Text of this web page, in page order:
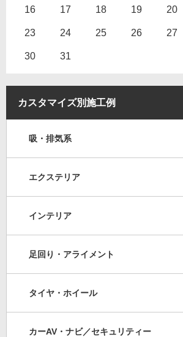
16 17 18 19 20
23 24 25 26 27
30 31
カスタマイズ別施工例
吸・排気系
エクステリア
インテリア
足回り・アライメント
タイヤ・ホイール
カーAV・ナビ／セキュリティー